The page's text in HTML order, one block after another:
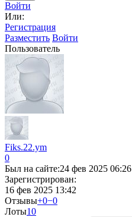
Войти
Или:
Регистрация
Разместить Войти
Пользователь
Fiks.22.ym
0
Был на сайте:24 фев 2025 06:26
Зарегистрирован:
16 фев 2025 13:42
Отзывы+0−0
Лоты10